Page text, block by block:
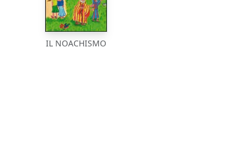
IL NOACHISMO